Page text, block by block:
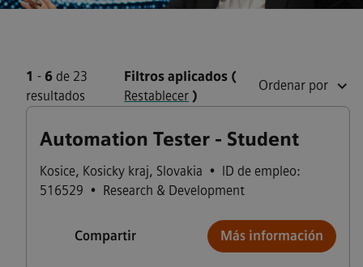
1 - 6 de 23
resultados
Filtros aplicados (
Restablecer )
Ordenar por
Automation Tester - Student
Kosice, Kosicky kraj, Slovakia • ID de empleo:
516529 • Research & Development
Compartir Más información